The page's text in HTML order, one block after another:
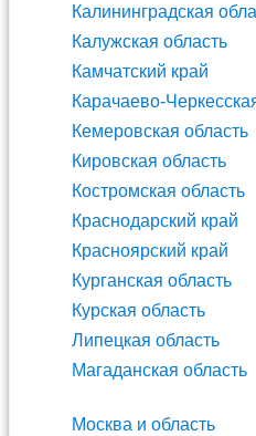
Калининградская
Калужская область
Камчатский край
Карачаево-
Кемеровская область
Кировская область
Костромская область
Краснодарский край
Красноярский край
Курганская область
Курская область
Липецкая область
Магаданская область
Москва и область